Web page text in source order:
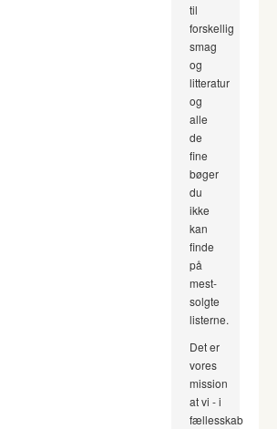
til
forskellig
smag
og
litteratur
og
alle
de
fine
bøger
du
ikke
kan
finde
på
mest-
solgte
listerne.
Det er
vores
mission
at vi - i
fællesskab